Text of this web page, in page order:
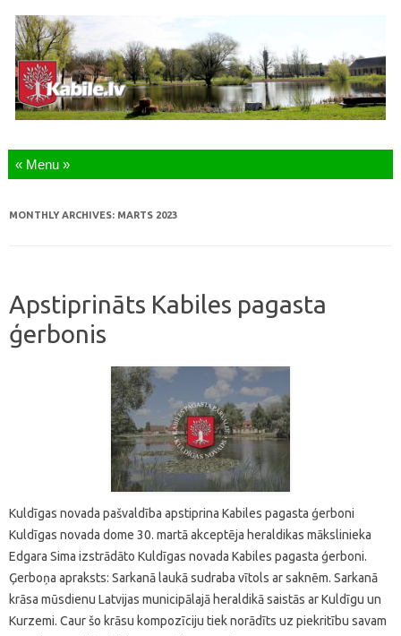
Skip to content
MONTHLY ARCHIVES: MARTS 2023
Apstiprināts Kabiles pagasta
ģerbonis
Kuldīgas novada pašvaldība apstiprina Kabiles pagasta ģerboni
Kuldīgas novada dome 30. martā akceptēja heraldikas mākslinieka
Edgara Sima izstrādāto Kuldīgas novada Kabiles pagasta ģerboni.
Ģerboņa apraksts: Sarkanā laukā sudraba vītols ar saknēm. Sarkanā
krāsa mūsdienu Latvijas municipālajā heraldikā saistās ar Kuldīgu un
Kurzemi. Caur šo krāsu kompozīciju tiek norādīts uz piekritību savam